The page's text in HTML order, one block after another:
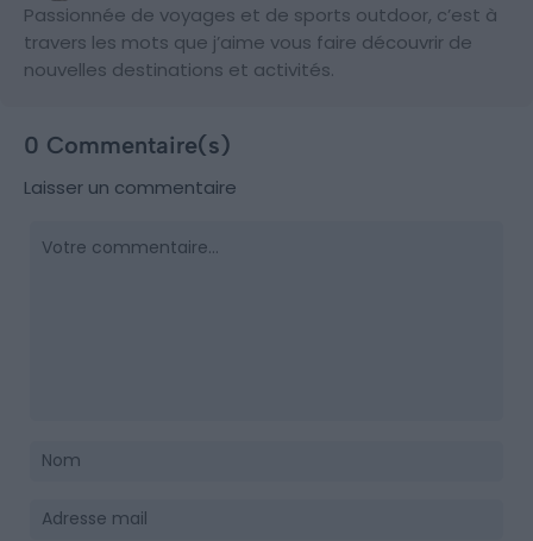
Passionnée de voyages et de sports outdoor, c’est à
travers les mots que j’aime vous faire découvrir de
nouvelles destinations et activités.
0 Commentaire(s)
Laisser un commentaire